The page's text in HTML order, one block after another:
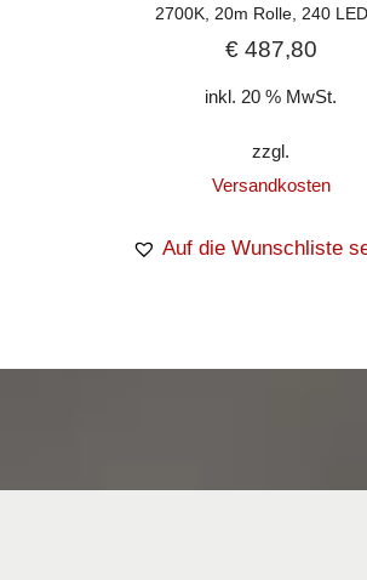
2700K, 20m Rolle, 240
€487,80
inkl. 20 % MwSt.
zzgl.
Versandkosten
Auf die Wunschliste